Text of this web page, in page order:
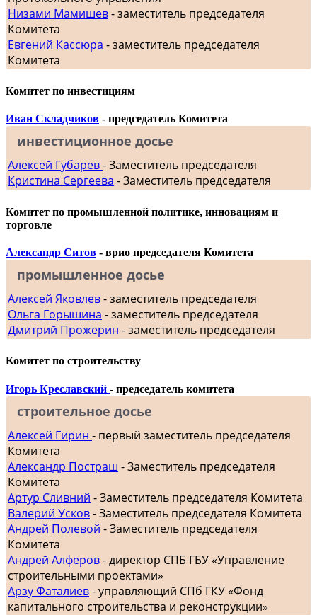
Низами Мамишев- заместитель председателя
Комитета
Евгений Кассюра - заместитель председателя
Комитета
Комитет по инвестициям
Иван Складчиков - председатель Комитета
инвестиционное досье
Алексей Губарев- Заместитель председателя
Кристина Сергеева - Заместитель председателя
Комитет по промышленной политике, инновациям и
торговле
Александр Ситов - врио председателя Комитета
промышленное досье
Алексей Яковлев- заместитель председателя
Ольга Горышина - заместитель председателя
Дмитрий Прожерин - заместитель председателя
Комитет по строительству
Игорь Креславский - председатель комитета
строительное досье
Алексей Гирин - первый заместитель председателя
Комитета
Александр Постраш - Заместитель председателя
Комитета
Артур Сливний - Заместитель председателя Комитета
Валерий Усков- Заместитель председателя Комитета
Андрей Полевой - Заместитель председателя
Комитета
Андрей Алферов- директор СПБ ГБУ «Управление
строительными проектами»
Арзу Фаталиев- управляющий СПб ГКУ «Фонд
капитального строительства и реконструкции»